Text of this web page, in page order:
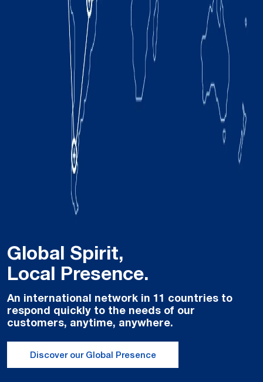
Global Spirit,
Local Presence.
An international network in 11 countries to
respond quickly to the needs of our
customers, anytime, anywhere.
Discover our Global Presence